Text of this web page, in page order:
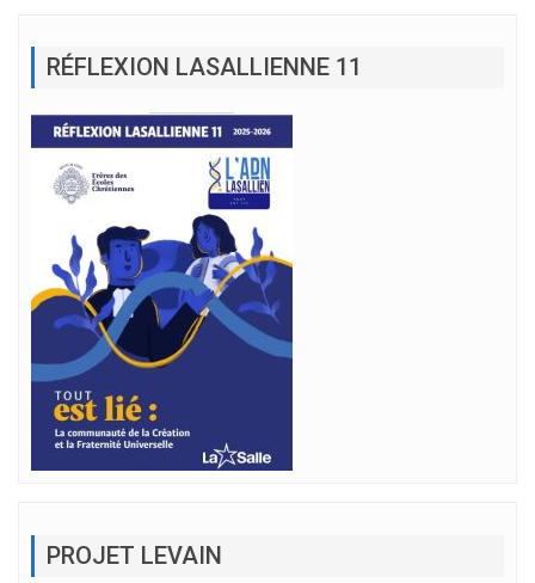
RÉFLEXION LASALLIENNE 11
PROJET LEVAIN